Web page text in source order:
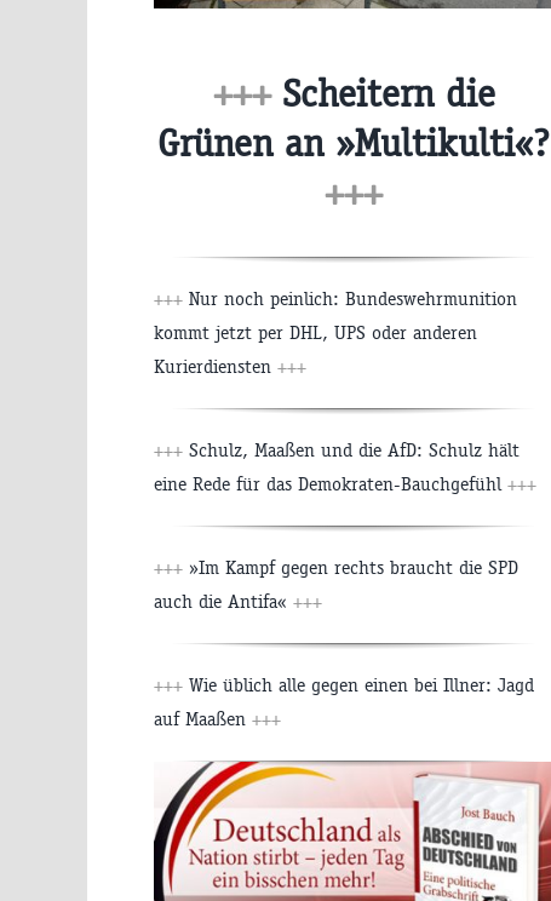
+++ Scheitern die
Grünen an »Multikulti«?
+++
+++ Nur noch peinlich: Bundeswehrmunition
kommt jetzt per DHL, UPS oder anderen
Kurierdiensten +++
+++ Schulz, Maaßen und die AfD: Schulz hält
eine Rede für das Demokraten-Bauchgefühl +++
+++ »Im Kampf gegen rechts braucht die SPD
auch die Antifa« +++
+++ Wie üblich alle gegen einen bei Illner: Jagd
auf Maaßen +++